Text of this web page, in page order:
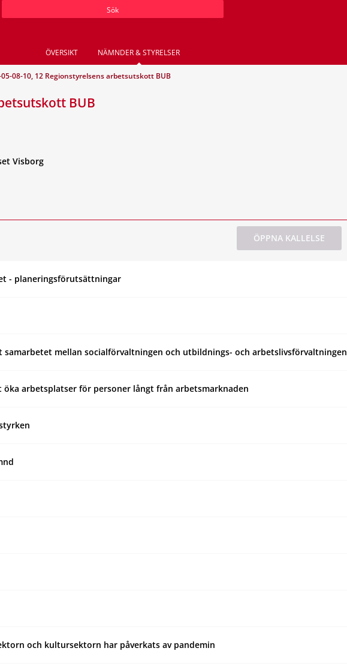
Sök
ÖVERSIKT NÄMNDER & STYRELSER
08-10, 12 Regionstyrelsens arbetsutskott BUB
BUB
Visborg
ÖPPNA KALLELSE
- planeringsförutsättningar
mellan socialförvaltningen och utbildnings- och arbetslivsförvaltningen
arbetsplatser för personer långt från arbetsmarknaden
och kultursektorn har påverkats av pandemin